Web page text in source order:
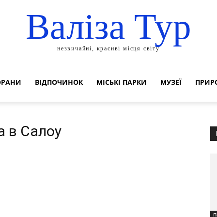
Валіза Тур
незвичайні, красиві місця світу
ВІДПОЧИНОК МІСЬКІ ПАРКИ МУЗЕЇ
в Салоу